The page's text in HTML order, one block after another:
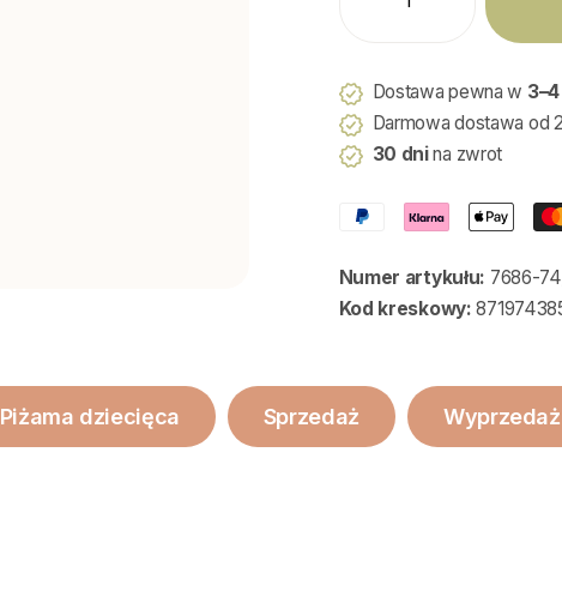
Dostawa pewna w
Darmowa dostawa od
30 dnina zwrot
Numer artykułu: 7686-
Kod kreskowy:
Piżama dziecięca Sprzedaż